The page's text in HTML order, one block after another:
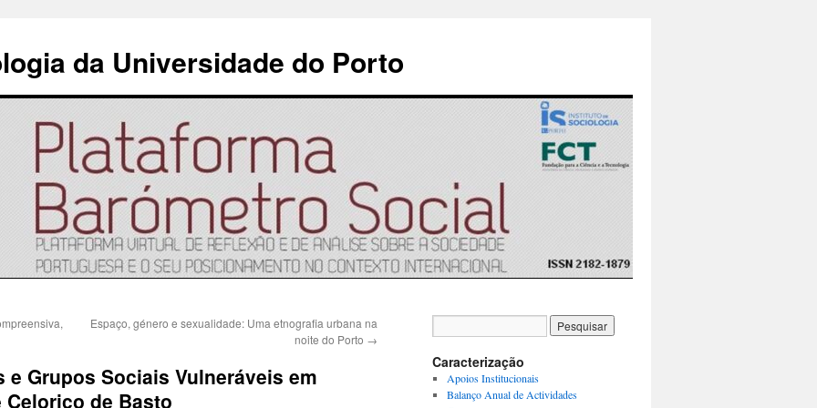
da Universidade do Porto
Espaço, género e sexualidade: Uma etnografia urbana na
noite do Porto →
e Grupos Sociais Vulneráveis em
Celorico de Basto
Caracterização
Apoios Institucionais
Balanço Anual de Actividades